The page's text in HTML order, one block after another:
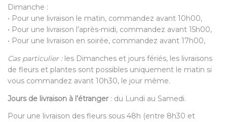
Dimanche :
• Pour une livraison le matin, commandez avant 10h00,
• Pour une livraison l’après-midi, commandez avant 15h00,
• Pour une livraison en soirée, commandez avant 17h00,
Cas particulier :les Dimanches et jours fériés, les livraisons
de fleurs et plantes sont possibles uniquement le matin si
vous commandez avant 10h30, le jour même.
Jours de livraison à l’étranger : du Lundi au Samedi.
Pour une livraison des fleurs sous 48h (entre 8h30 et